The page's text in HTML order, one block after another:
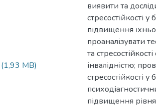
(1,93 MB)
виявити та
стресостійкості
підвищення
проаналізувати
та
інвалідністю;
стресостійкості
підвищення рівня